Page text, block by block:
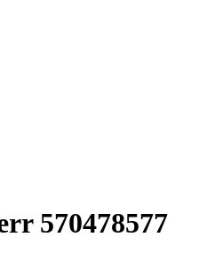
570478577